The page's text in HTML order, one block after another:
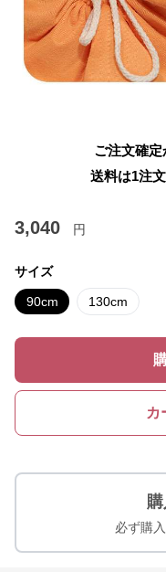
ご注文確
送料は1注
3,040 円
サイズ
90cm 130cm
カ
必ず購